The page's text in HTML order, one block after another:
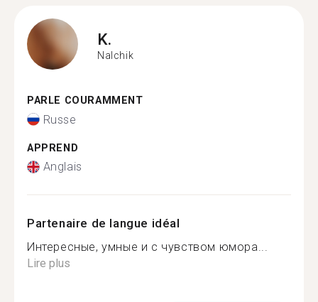
K.
Nalchik
PARLE COURAMMENT
Russe
APPREND
Anglais
Partenaire de langue idéal
Интересные, умные и с чувством юмора...
Lire plus